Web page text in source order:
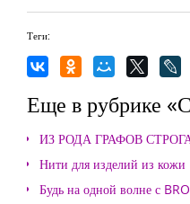
Теги:
Еще в рубрике
ИЗ РОДА ГРАФОВ
Нити для изделий из кожи
Будь на одной волне с